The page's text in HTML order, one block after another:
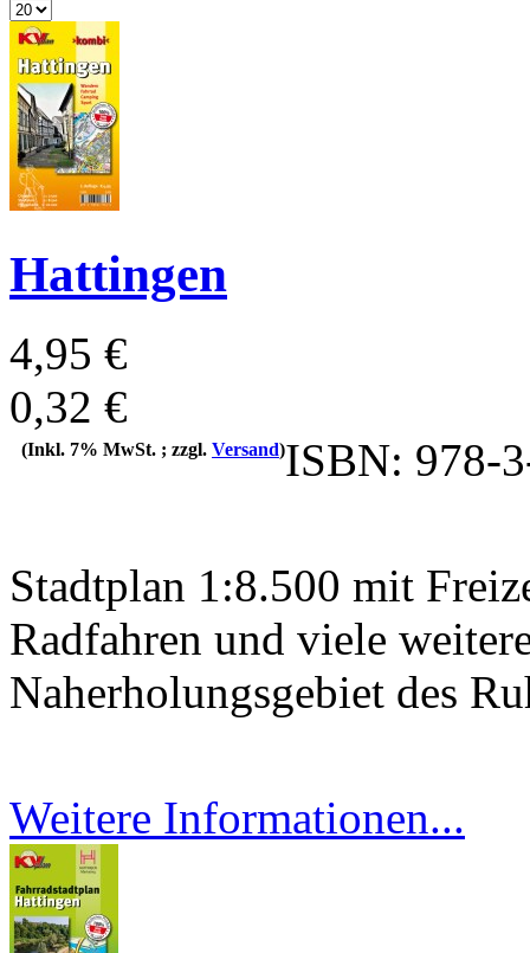
Hattingen
4,95 €
0,32 €
(Inkl. 7% MwSt. ; zzgl. Versand)ISBN: 978-
Stadtplan 1:8.500 mit
Radfahren und viele
Naherholungsgebiet des
Weitere Informationen...